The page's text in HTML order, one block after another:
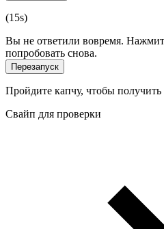
(15s)
Вы не ответили вовремя.
попробовать снова.
Перезапуск
Пройдите капчу, чтобы получить
Свайп для проверки